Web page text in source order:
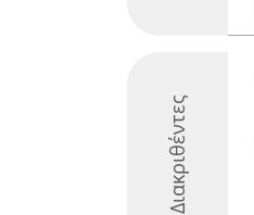
Διακριθέντες